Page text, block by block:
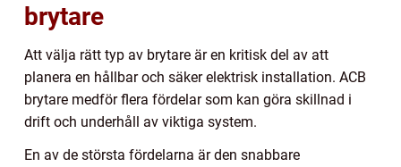
brytare
Att välja rätt typ av brytare är en kritisk del av att
planera en hållbar och säker elektrisk installation. ACB
brytare medför flera fördelar som kan göra skillnad i
drift och underhåll av viktiga system.
En av de största fördelarna är den snabbare